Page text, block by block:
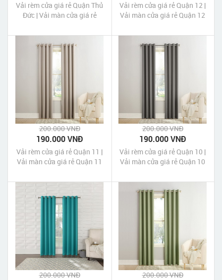
Vải rèm cửa giá rẻ Quận Thủ
Đức | Vải màn cửa giá rẻ
Vải rèm cửa giá rẻ Quận 12 |
Vải màn cửa giá rẻ Quận 12
200.000 VNĐ
190.000 VNĐ
Vải rèm cửa giá rẻ Quận 11 |
Vải màn cửa giá rẻ Quận 11
200.000 VNĐ
190.000 VNĐ
Vải rèm cửa giá rẻ Quận 10 |
Vải màn cửa giá rẻ Quận 10
200.000 VNĐ 200.000 VNĐ